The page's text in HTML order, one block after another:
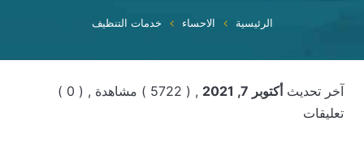
الرئيسية الاحساء خدمات التنظيف
آخر تحديث أكتوبر 7, 2021 , ( 5722 ) مشاهدة
, ( 0 )
تعليقات